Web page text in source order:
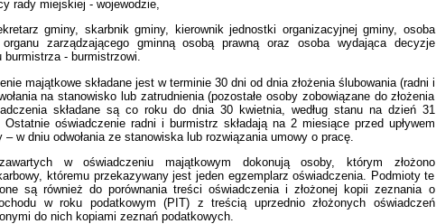
rady miejskiej - wojewodzie,
gminy, skarbnik gminy, kierownik jednostki organizacyjnej gminy, osoba
zarządzającego gminną osobą prawną oraz osoba wydająca decyzje
- burmistrzowi.
majątkowe składane jest w terminie 30 dni od dnia złożenia ślubowania (radni i
na stanowisko lub zatrudnienia (pozostałe osoby zobowiązane do złożenia
składane są co roku do dnia 30 kwietnia, według stanu na dzień 31
Ostatnie oświadczenie radni i burmistrz składają na 2 miesiące przed upływem
w dniu odwołania ze stanowiska lub rozwiązania umowy o pracę.
w oświadczeniu majątkowym dokonują osoby, którym złożono
któremu przekazywany jest jeden egzemplarz oświadczenia. Podmioty te
są również do porównania treści oświadczenia i złożonej kopii zeznania o
w roku podatkowym (PIT) z treścią uprzednio złożonych oświadczeń
do nich kopiami zeznań podatkowych.